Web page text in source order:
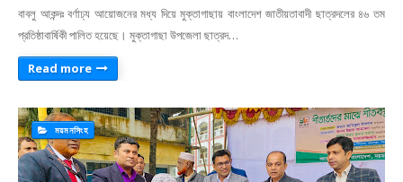
বাবলু আকন্দঃ বর্ণাঢ্য আয়োজনের মধ্য দিয়ে মুক্তাগাছায় বাংলাদেশ জাতীয়তাবাদী ছাত্রদলের ৪৬ তম
প্রতিষ্ঠাবার্ষিকী পালিত হয়েছে। মুক্তাগাছা উপজেলা ছাত্রদ…
Read more
ময়মনসিংহ